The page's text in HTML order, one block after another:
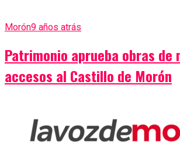
Morón9 años atrás
Patrimonio aprueba obras de
accesos al Castillo de Morón